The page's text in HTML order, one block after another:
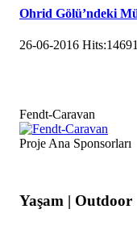
Ohrid Gölü’ndeki
26-06-2016 Hits:14691
Fendt-Caravan
Proje Ana Sponsorları
Yaşam | Outdoor